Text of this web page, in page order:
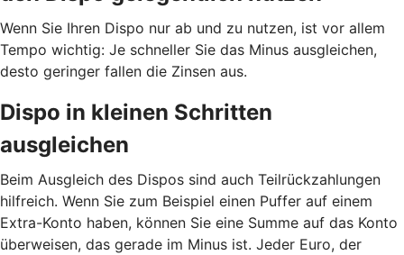
Wenn Sie Ihren Dispo nur ab und zu nutzen, ist vor allem
Tempo wichtig: Je schneller Sie das Minus ausgleichen,
desto geringer fallen die Zinsen aus.
Dispo in kleinen Schritten
ausgleichen
Beim Ausgleich des Dispos sind auch Teilrückzahlungen
hilfreich. Wenn Sie zum Beispiel einen Puffer auf einem
Extra-Konto haben, können Sie eine Summe auf das Konto
überweisen, das gerade im Minus ist. Jeder Euro, der